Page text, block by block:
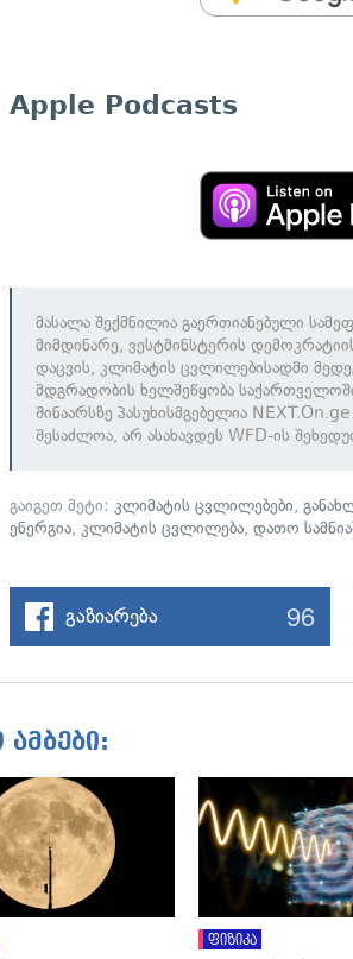
Apple Podcasts
მასალა შექმნილია გაერთიანებული
მიმდინარე, ვესტმინსტერის
დაცვის, კლიმატის ცვლილებისადმი
მდგრადობის ხელშეწყობა
შინაარსზე პასუხისმგებელია
შესაძლოა, არ ასახავდეს WFD-ის
გაიგეთ მეტი:კლიმატის ცვლილებები,
ენერგია,კლიმატის ცვლილება,დათო
გაზიარება 96
გადახედვა
ფიზიკა